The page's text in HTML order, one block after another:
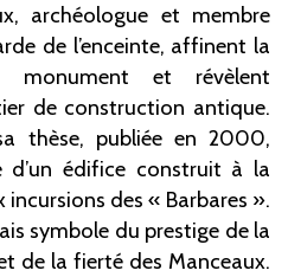
archéologue et membre
de l’enceinte, affinent la
monument et révèlent
de construction antique.
thèse, publiée en 2000,
d’un édifice construit à la
incursions des « Barbares ».
symbole du prestige de la
de la fierté des Manceaux.